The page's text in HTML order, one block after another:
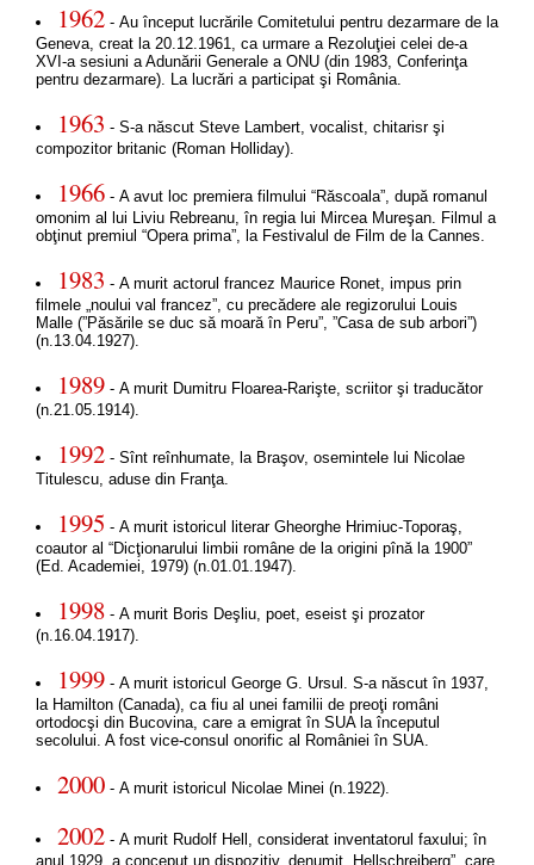
1962- Au început lucrările Comitetului pentru dezarmare de la
Geneva, creat la 20.12.1961, ca urmare a Rezoluţiei celei de-a
XVI-a sesiuni a Adunării Generale a ONU (din 1983, Conferinţa
pentru dezarmare). La lucrări a participat şi România.
1963 - S-a născut Steve Lambert, vocalist, chitarisr şi
compozitor britanic (Roman Holliday).
1966- A avut loc premiera filmului “Răscoala”, după romanul
omonim al lui Liviu Rebreanu, în regia lui Mircea Mureşan. Filmul a
obţinut premiul “Opera prima”, la Festivalul de Film de la Cannes.
1983 - A murit actorul francez Maurice Ronet, impus prin
filmele „noului val francez”, cu precădere ale regizorului Louis
Malle (”Păsările se duc să moară în Peru”, ”Casa de sub arbori”)
(n.13.04.1927).
1989- A murit Dumitru Floarea-Rarişte, scriitor şi traducător
(n.21.05.1914).
1992- Sînt reînhumate, la Braşov, osemintele lui Nicolae
Titulescu, aduse din Franţa.
1995 - A murit istoricul literar Gheorghe Hrimiuc-Toporaş,
coautor al “Dicţionarului limbii române de la origini pînă la 1900”
(Ed. Academiei, 1979) (n.01.01.1947).
1998- A murit Boris Deşliu, poet, eseist şi prozator
(n.16.04.1917).
1999- A murit istoricul George G. Ursul. S-a născut în 1937,
la Hamilton (Canada), ca fiu al unei familii de preoţi români
ortodocşi din Bucovina, care a emigrat în SUA la începutul
secolului. A fost vice-consul onorific al României în SUA.
2000- A murit istoricul Nicolae Minei (n.1922).
2002- A murit Rudolf Hell, considerat inventatorul faxului; în
anul 1929, a conceput un dispozitiv, denumit „Hellschreiberg”, care